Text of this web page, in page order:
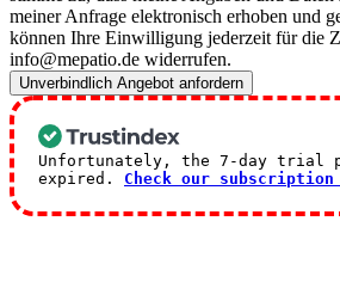
meiner Anfrage elektronisch erhoben und
können Ihre Einwilligung jederzeit für die
info@mepatio.de widerrufen.
Unverbindlich Angebot anfordern
Unfortunately, the 7-day trial
expired. Check our